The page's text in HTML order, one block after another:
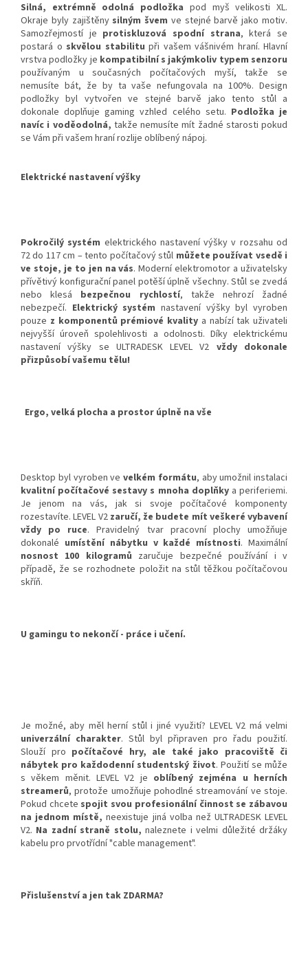
Silná, extrémně odolná podložka pod myš velikosti XL.
Okraje byly zajištěny silným švem ve stejné barvě jako motiv.
Samozřejmostí je protiskluzová spodní strana, která se
postará o skvělou stabilitu při vašem vášnivém hraní. Hlavní
vrstva podložky je kompatibilní s jakýmkoliv typem senzoru
používaným u současných počítačových myší, takže se
nemusíte bát, že by ta vaše nefungovala na 100%. Design
podložky byl vytvořen ve stejné barvě jako tento stůl a
dokonale doplňuje gaming vzhled celého setu. Podložka je
navíc i voděodolná, takže nemusíte mít žadné starosti pokud
se Vám při vašem hraní rozlije oblíbený nápoj.
Elektrické nastavení výšky
Pokročilý systém elektrického nastavení výšky v rozsahu od
72 do 117 cm – tento počítačový stůl můžete používat vsedě i
ve stoje, je to jen na vás. Moderní elektromotor a uživatelsky
přívětivý konfigurační panel potěší úplně všechny. Stůl se zvedá
nebo klesá bezpečnou rychlostí, takže nehrozí žadné
nebezpečí. Elektrický systém nastavení výšky byl vyroben
pouze z komponentů prémiové kvality a nabízí tak uživateli
nejvyšší úroveň spolehlivosti a odolnosti. Díky elektrickému
nastavení výšky se ULTRADESK LEVEL V2 vždy dokonale
přizpůsobí vašemu tělu!
Ergo, velká plocha a prostor úplně na vše
Desktop byl vyroben ve velkém formátu, aby umožnil instalaci
kvalitní počítačové sestavy s mnoha doplňkya periferiemi.
Je jenom na vás, jak si svoje počítačové komponenty
rozestavíte. LEVEL V2 zaručí, že budete mít veškeré vybavení
vždy po ruce. Pravidelný tvar pracovní plochy umožňuje
dokonalé umístění nábytku v každé místnosti. Maximální
nosnost 100 kilogramů zaručuje bezpečné používání i v
případě, že se rozhodnete položit na stůl těžkou počítačovou
skříň.
U gamingu to nekončí - práce i učení.
Je možné, aby měl herní stůl i jiné využití? LEVEL V2 má velmi
univerzální charakter. Stůl byl připraven pro řadu použití.
Slouží pro počítačové hry, ale také jako pracoviště či
nábytek pro každodenní studentský život. Použití se může
s věkem měnit. LEVEL V2 je oblíbený zejména u herních
streamerů, protože umožňuje pohodlné streamování ve stoje.
Pokud chcete spojit svou profesionální činnost se zábavou
na jednom místě, neexistuje jiná volba než ULTRADESK LEVEL
V2. Na zadní straně stolu,naleznete i velmi důležité držáky
kabelu pro prvotřídní "cable management".
Přislušenství a jen tak ZDARMA?